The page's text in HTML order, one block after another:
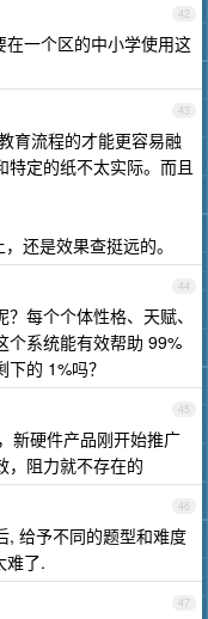
42
一个区的中小学使用这
43
育流程的才能更容易融
定的纸不太实际。而且
还是效果查挺远的。
44
每个个体性格、天赋、
个系统能有效帮助 99%
的 1%吗？
45
新硬件产品刚开始推广
，阻力就不存在的
46
, 给予不同的题型和难度
难了.
47